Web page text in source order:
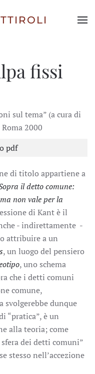
fissi
sul tema” (a cura di
Roma 2000
pdf
di titolo appartiene a
il detto comune:
non vale per la
di Kant è il
- indirettamente -
attribuire a un
, un luogo del pensiero
, uno schema
che i detti comuni
comune,
svolgerebbe dunque
“pratica”, è un
alla teoria; come
dei detti comuni”
stesso nell’accezione